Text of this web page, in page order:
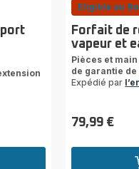
Eligible au
Forfait de
vapeur et
Pièces et
de garantie de
Expédié par
Prix
79,99 €